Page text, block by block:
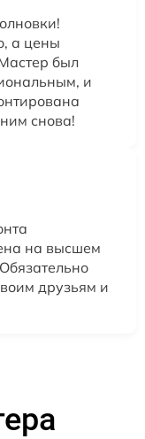
а цены
был
и
снова!
на высшем
друзьям и